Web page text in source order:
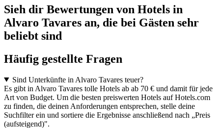
Sieh dir Bewertungen von Hotels in
Alvaro Tavares an, die bei Gästen sehr
beliebt sind
Häufig gestellte Fragen
Sind Unterkünfte in Alvaro Tavares teuer?
Es gibt in Alvaro Tavares tolle Hotels ab ab 70 € und damit für jede
Art von Budget. Um die besten preiswerten Hotels auf Hotels.com
zu finden, die deinen Anforderungen entsprechen, stelle deine
Suchfilter ein und sortiere die Ergebnisse anschließend nach „Preis
(aufsteigend)".